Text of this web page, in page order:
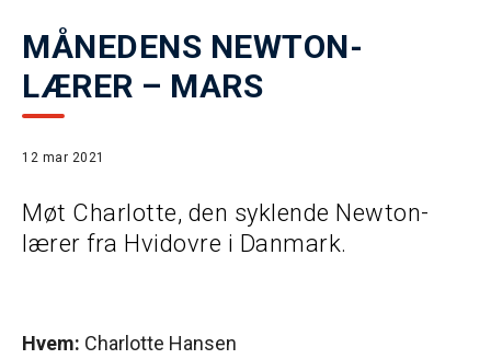
MÅNEDENS NEWTON-
LÆRER – MARS
12 mar 2021
Møt Charlotte, den syklende Newton-
lærer fra Hvidovre i Danmark.
Hvem: Charlotte Hansen